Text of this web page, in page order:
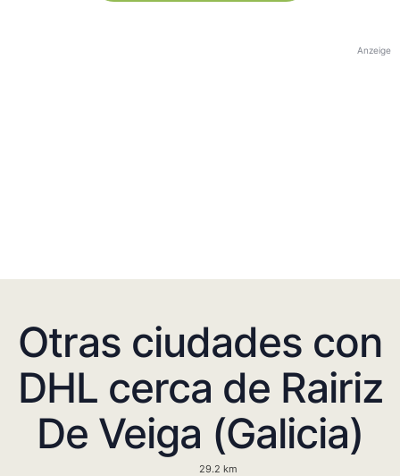
Anzeige
Otras ciudades con
DHL cerca de Rairiz
De Veiga (Galicia)
29.2 km